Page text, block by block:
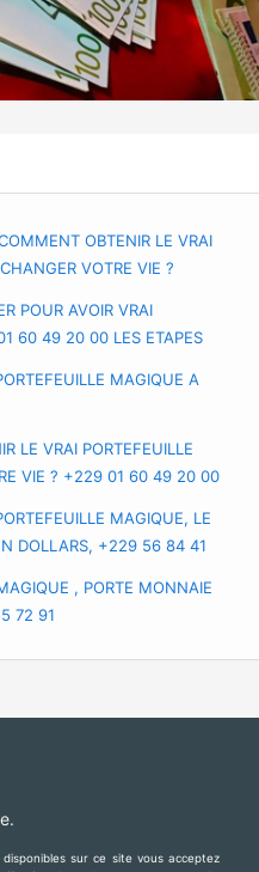
OBTENIR LE VRAI
VOTRE VIE ?
LE VRAI PORTE-FEUILLE
POUR AVOIR VRAI
60 49 20 00 LES ETAPES
MAGIQUE A DISTANCE
MAGIQUE A
LE VRAI PORTEFEUILLE
VIE ? +229 01 60 49 20 00
LE VRAI PORTE-FEUILLE
MAGIQUE, LE
DOLLARS, +229 56 84 41
VRAI PORTEFEUILLE
, PORTE MONNAIE
72 91
sur ce site vous acceptez